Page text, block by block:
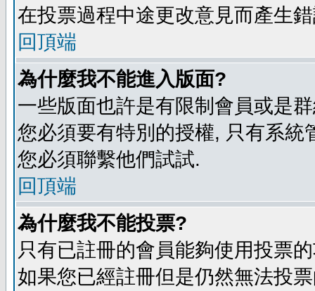
在投票過程中途更改意見而產生
回頂端
為什麼我不能進入版面?
一些版面也許是有限制會員或是
您必須要有特別的授權, 只有系
您必須聯繫他們試試.
回頂端
為什麼我不能投票?
只有已註冊的會員能夠使用投票
如果您已經註冊但是仍然無法投